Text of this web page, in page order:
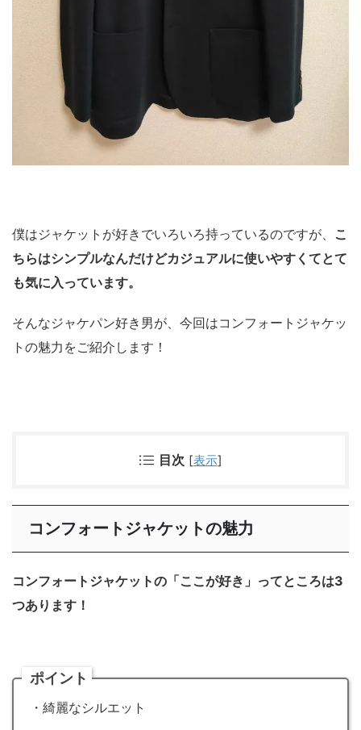
僕はジャケットが好きでいろいろ持っているのですが、 こ
ちらはシンプルなんだけどカジュアルに使いやすくてとて
も気に入っています。
そんなジャケパン好き男が、今回はコンフォートジャケッ
トの魅力をご紹介します！
目次 [表示]
コンフォートジャケットの魅力
コンフォートジャケットの「ここが好き」ってところは3
つあります！
ポイント
・綺麗なシルエット